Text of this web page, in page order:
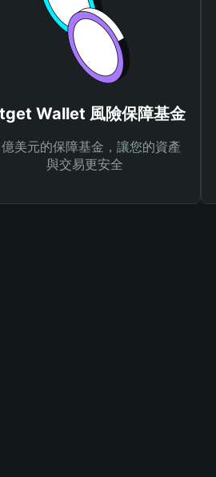
Wallet 風險保障基金
美元的保障基金，讓您的資產
與交易更安全